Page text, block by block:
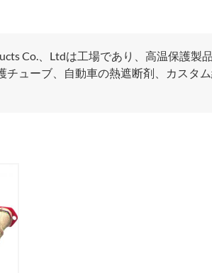
Co.、Ltdは工場であり、高温保護製
ューブ、自動車の熱遮断剤、カスタ